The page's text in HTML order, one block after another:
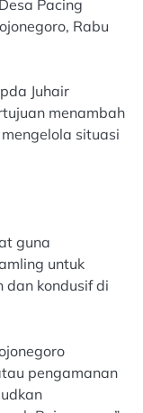
Pacing
Rabu
Juhair
menambah
situasi
guna
untuk
dan kondusif di
pengamanan